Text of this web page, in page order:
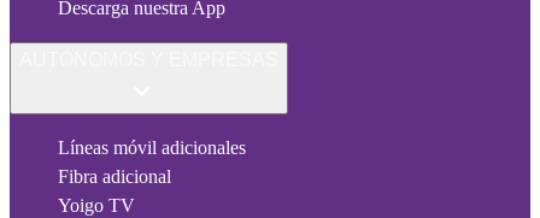
Descarga nuestra App
Líneas móvil adicionales
Fibra adicional
Yoigo TV